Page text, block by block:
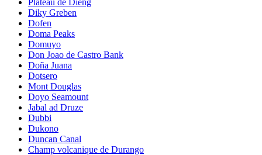
Diky Greben
Dofen
Doma Peaks
Domuyo
Don Joao de Castro Bank
Doña Juana
Dotsero
Mont Douglas
Doyo Seamount
Jabal ad Druze
Dubbi
Dukono
Duncan Canal
Champ volcanique de Durango